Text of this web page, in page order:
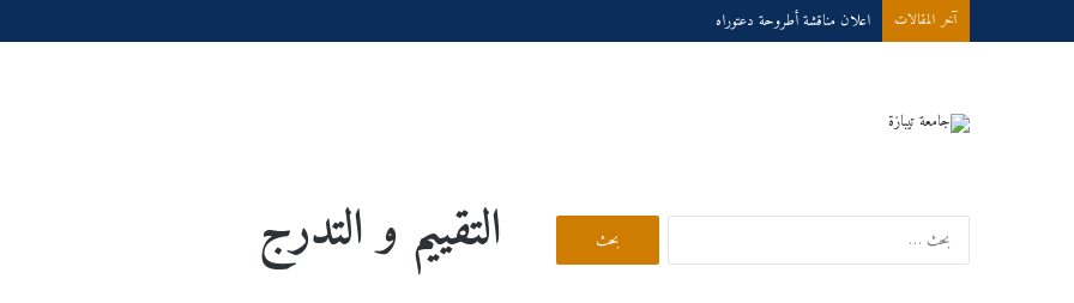
آخر المقالات اعلان مناقشة أطروحة دعتوراه
التقييم و التدرج
البحث